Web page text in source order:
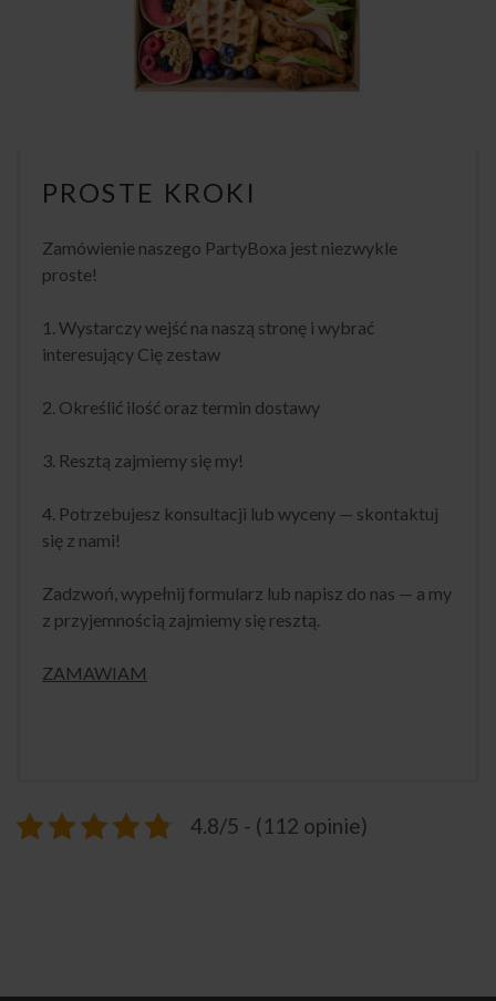
PROSTE KROKI
Zamówienie naszego PartyBoxa jest niezwykle
proste!
1. Wystarczy wejść na naszą stronę i wybrać
interesujący Cię zestaw
2. Określić ilość oraz termin dostawy
3. Resztą zajmiemy się my!
4. Potrzebujesz konsultacji lub wyceny — skontaktuj
się z nami!
Zadzwoń, wypełnij formularz lub napisz do nas — a my
z przyjemnością zajmiemy się resztą.
ZAMAWIAM
4.8/5 - (112 opinie)